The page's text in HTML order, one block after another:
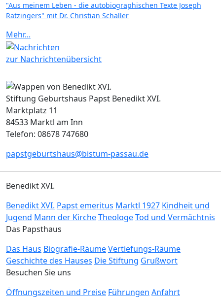
"Aus meinem Leben - die autobiographischen Texte Joseph
Ratzingers" mit Dr. Christian Schaller
Mehr...
zur Nachrichtenübersicht
Stiftung Geburtshaus Papst Benedikt XVI.
Marktplatz 11
84533 Marktl am Inn
Telefon: 08678 747680
papstgeburtshaus@bistum-passau.de
Benedikt XVI.
Benedikt XVI. Papst emeritus Marktl 1927 Kindheit und
Jugend Mann der KircheTheologeTod und Vermächtnis
Das Papsthaus
Das Haus Biografie-RäumeVertiefungs-Räume
Geschichte des Hauses Die Stiftung Grußwort
Besuchen Sie uns
Öffnungszeiten und Preise Führungen Anfahrt